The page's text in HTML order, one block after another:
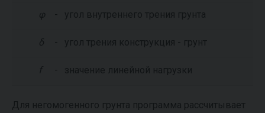
φ - угол внутреннего трения грунта
δ - угол трения конструкция - грунт
f - значение линейной нагрузки
Для негомогенного грунта программа рассчитывает